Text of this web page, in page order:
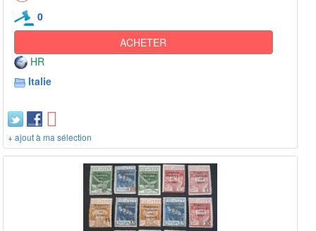
0
ACHETER
HR
Italie
+ ajout à ma sélection